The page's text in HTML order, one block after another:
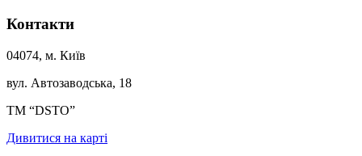
Контакти
04074, м. Київ
вул. Автозаводська, 18
ТМ “DSTO”
Дивитися на карті